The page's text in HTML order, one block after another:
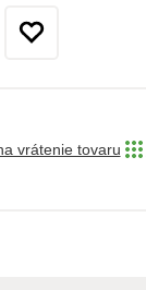
vrátenie tovaru